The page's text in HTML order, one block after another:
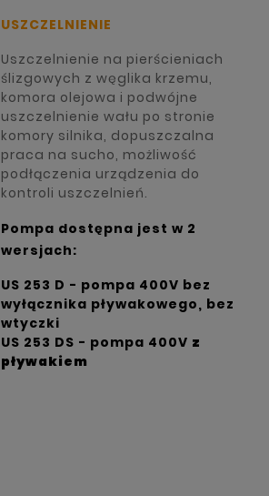
USZCZELNIENIE
Uszczelnienie na pierścieniach
ślizgowych z węglika krzemu,
komora olejowa i podwójne
uszczelnienie wału po stronie
komory silnika, dopuszczalna
praca na sucho, możliwość
podłączenia urządzenia do
kontroli uszczelnień.
Pompa dostępna jest w 2
wersjach:
US 253 D - pompa 400V bez
wyłącznika pływakowego, bez
wtyczki
US 253 DS - pompa 400V z
pływakiem